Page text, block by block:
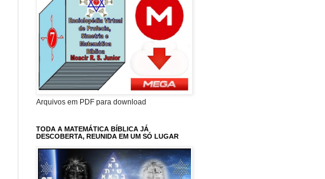
Arquivos em PDF para download
TODA A MATEMÁTICA BÍBLICA JÁ
DESCOBERTA, REUNIDA EM UM SÓ LUGAR